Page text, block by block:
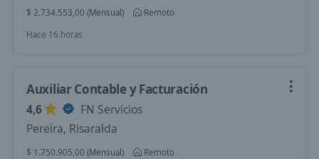
$ 2.734.553,00 (Mensual)
Remoto
Hace 16 horas
Auxiliar Contable y Facturación
4,6
FN Servicios
Pereira, Risaralda
$ 1.750.905,00 (Mensual)
Remoto